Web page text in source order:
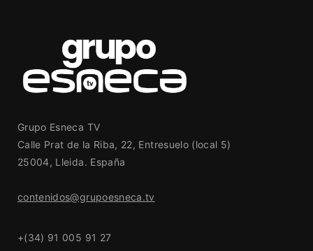
Grupo Esneca TV
Calle Prat de la Riba, 22, Entresuelo (local 5)
25004, Lleida. España
contenidos@grupoesneca.tv
+(34) 91 005 91 27